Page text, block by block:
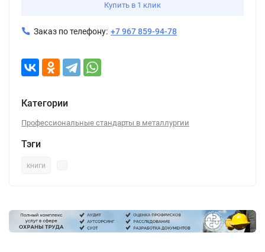
Купить в 1 клик
Заказ по телефону: +7 967 859-94-78
Категории
Профессиональные стандарты в металлургии
Тэги
книги